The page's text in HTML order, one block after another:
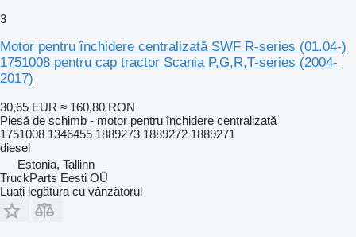
3
Motor pentru închidere centralizată SWF R-series (01.04-)
1751008 pentru cap tractor Scania P,G,R,T-series (2004-
2017)
30,65 EUR ≈ 160,80 RON
Piesă de schimb - motor pentru închidere centralizată
1751008 1346455 1889273 1889272 1889271
diesel
Estonia, Tallinn
TruckParts Eesti OÜ
Luați legătura cu vânzătorul